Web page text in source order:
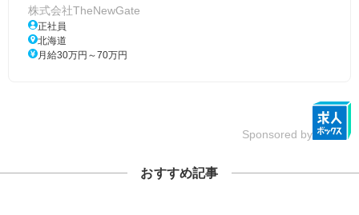
株式会社TheNewGate
正社員
北海道
月給30万円～70万円
Sponsored by
おすすめ記事